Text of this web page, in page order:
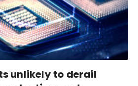
unlikely to derail